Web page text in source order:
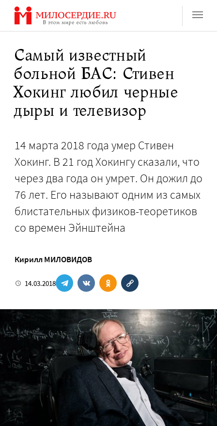
Перейти
содержанию
Самый известный
больной БАС: Стивен
Хокинг любил черные
дыры и телевизор
14 марта 2018 года умер Стивен
Хокинг. В 21 год Хокингу сказали, что
через два года он умрет. Он дожил до
76 лет. Его называют одним из самых
блистательных физиков-теоретиков
со времен Эйнштейна
Кирилл МИЛОВИДОВ
14.03.2018